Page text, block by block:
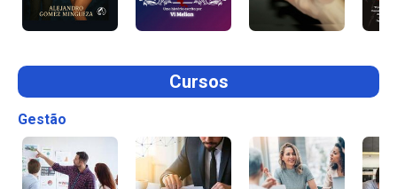
Cursos
Gestão